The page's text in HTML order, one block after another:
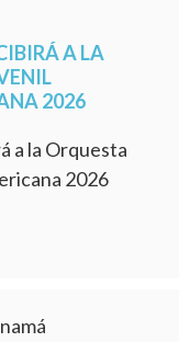
A LA
2026
a la Orquesta
2026